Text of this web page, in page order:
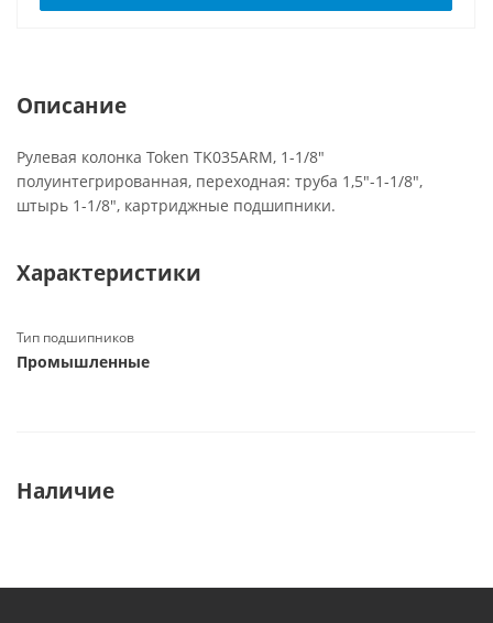
Описание
Рулевая колонка Token TK035ARM, 1-1/8"
полуинтегрированная, переходная: труба 1,5"-1-1/8",
штырь 1-1/8", картриджные подшипники.
Характеристики
Тип подшипников
Промышленные
Наличие